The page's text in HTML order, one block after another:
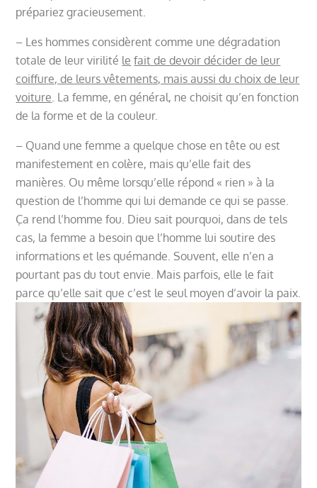
prépariez gracieusement.
– Les hommes considèrent comme une dégradation
totale de leur virilité le fait de devoir décider de leur
coiffure, de leurs vêtements, mais aussi du choix de leur
voiture . La femme, en général, ne choisit qu’en fonction
de la forme et de la couleur.
– Quand une femme a quelque chose en tête ou est
manifestement en colère, mais qu’elle fait des
manières. Ou même lorsqu’elle répond « rien » à la
question de l’homme qui lui demande ce qui se passe.
Ça rend l’homme fou. Dieu sait pourquoi, dans de tels
cas, la femme a besoin que l’homme lui soutire des
informations et les quémande. Souvent, elle n’en a
pourtant pas du tout envie. Mais parfois, elle le fait
parce qu’elle sait que c’est le seul moyen d’avoir la paix.